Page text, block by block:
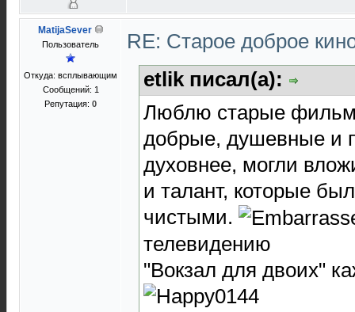
MatijaSever
Пользователь
Откуда: всплывающим
Сообщений: 1
Репутация: 0
RE: Старое доброе
etlik писал(а):
Люблю старые
добрые, душевные и
духовнее, могли
и талант, которые
чистыми.
телевидению
"Вокзал для двоих"